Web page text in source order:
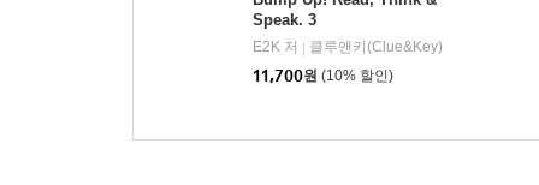
Speak. 3
E2K 저
클루앤키(Clue&Key)
11,700원 (10% 할인)